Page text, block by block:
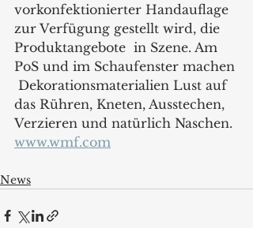
vorkonfektionierter Handauflage
zur Verfügung gestellt wird, die
Produktangebote  in Szene. Am
PoS und im Schaufenster machen
Dekorationsmaterialien Lust auf
das Rühren, Kneten, Ausstechen,
Verzieren und natürlich Naschen.
www.wmf.com
News